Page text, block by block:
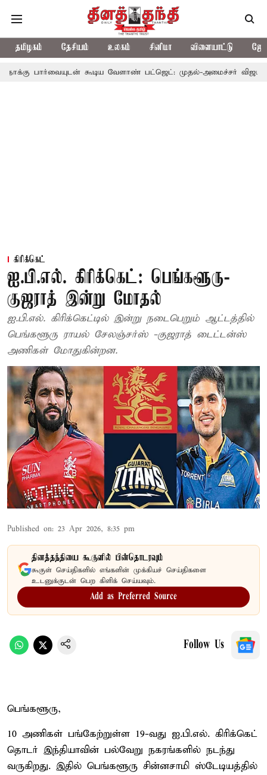
தமிழகம் தேசியம் உலகம் சினிமா விளையாட்டு
கூடிய வேளாண் பட்ஜெட்: முதல்-அமைச்சர் விஜய் தமிழக
கிரிக்கெட்
ஐ.பி.எல். கிரிக்கெட்: பெங்களூரு-
குஜராத் இன்று மோதல்
ஐ.பி.எல். கிரிக்கெட்டில் இன்று நடைபெறும் ஆட்டத்தில்
பெங்களூரு ராயல் சேலஞ்சர்ஸ் -குஜராத் டைட்டன்ஸ்
அணிகள் மோதுகின்றன.
Published on: 23 Apr 2026, 8:35 pm
தினத்தந்தியை கூகுளில் பின்தொடரவும்
கூகுள் செய்திகளில் எங்களின் முக்கியச் செய்திகளை
உடனுக்குடன் பெற கிளிக் செய்யவும்.
Add as Preferred Source
Follow Us
பெங்களூரு,
10 அணிகள் பங்கேற்றுள்ள 19-வது ஐ.பி.எல். கிரிக்கெட்
தொடர் இந்தியாவின் பல்வேறு நகரங்களில் நடந்து
வருகிறது. இதில் பெங்களூரு சின்னசாமி ஸ்டேடியத்தில்